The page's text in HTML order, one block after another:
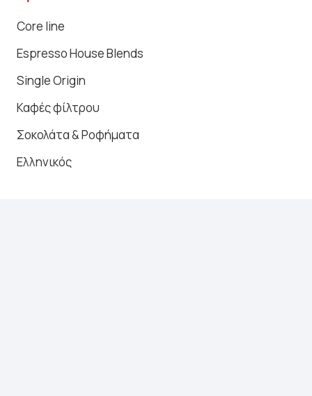
Core line
Espresso House Blends
Single Origin
Καφές φίλτρου
Σοκολάτα & Ροφήματα
Ελληνικός